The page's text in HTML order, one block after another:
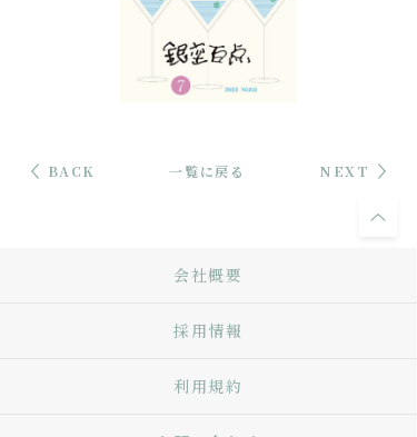
BACK 一覧に戻る NEXT
会社概要
採用情報
利用規約